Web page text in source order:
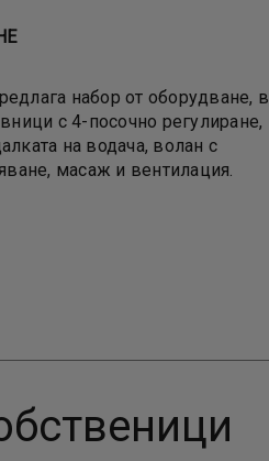
набор от оборудване, в
с 4-посочно регулиране,
на водача, волан с
масаж и вентилация.